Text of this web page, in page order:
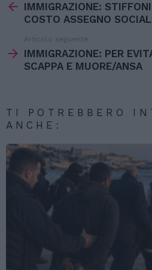
di
IMMIGRAZIONE:
COSTO ASSEGNO
Articolo seguente
IMMIGRAZIONE: PER
SCAPPA E MUORE/ANSA
TI POTREBBERO
ANCHE: